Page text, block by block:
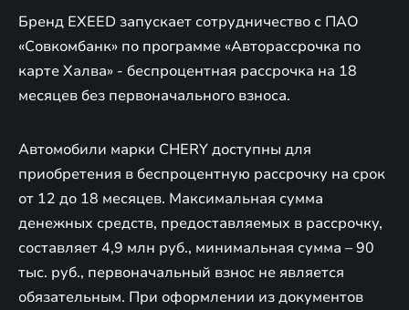
Бренд EXEED запускает сотрудничество с ПАО
«Совкомбанк» по программе «Авторассрочка по
карте Халва» - беспроцентная рассрочка на 18
месяцев без первоначального взноса.
Автомобили марки CHERY доступны для
приобретения в беспроцентную рассрочку на срок
от 12 до 18 месяцев. Максимальная сумма
денежных средств, предоставляемых в рассрочку,
составляет 4,9 млн руб., минимальная сумма – 90
тыс. руб., первоначальный взнос не является
обязательным. При оформлении из документов